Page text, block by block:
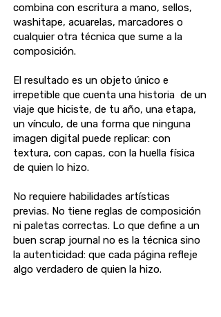
combina con escritura a mano, sellos,
washitape, acuarelas, marcadores o
cualquier otra técnica que sume a la
composición.
El resultado es un objeto único e
irrepetible que cuenta una historia de un
viaje que hiciste, de tu año, una etapa,
un vínculo, de una forma que ninguna
imagen digital puede replicar: con
textura, con capas, con la huella física
de quien lo hizo.
No requiere habilidades artísticas
previas. No tiene reglas de composición
ni paletas correctas. Lo que define a un
buen scrap journal no es la técnica sino
la autenticidad: que cada página refleje
algo verdadero de quien la hizo.